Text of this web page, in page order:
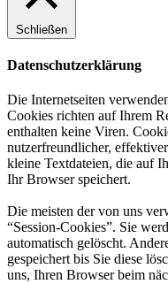
Schließen
Datenschutzerklärung
Die Internetseiten
Cookies richten auf Ihrem
enthalten keine Viren.
nutzerfreundlicher,
kleine Textdateien, die auf
Ihr Browser speichert.
Die meisten der von uns
“Session-Cookies”. Sie
automatisch gelöscht.
gespeichert bis Sie diese
uns, Ihren Browser beim